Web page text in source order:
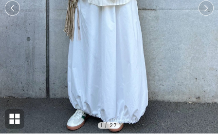
1 /27